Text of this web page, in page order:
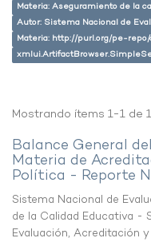
Materia: Aseguramiento de la
Autor: Sistema Nacional de
Materia: http://purl.org/pe-repo/
Mostrando ítems 1-1 de 1
Balance General
Materia de
Política - Reporte
Sistema Nacional de
de la Calidad Educativa -
Evaluación, Acreditación